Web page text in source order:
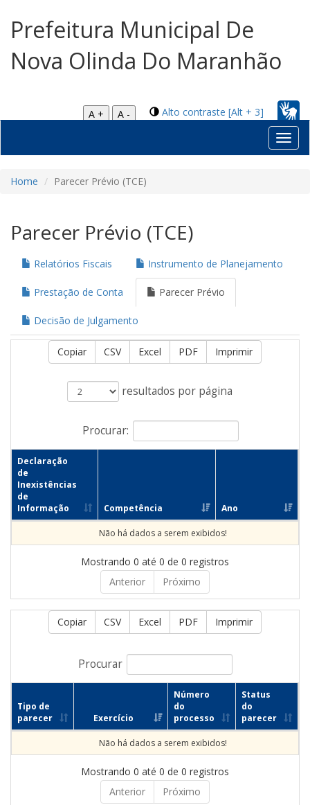
Prefeitura Municipal De
Nova Olinda Do Maranhão
Alto contraste [Alt + 3]
A +
A -
Home Parecer Prévio (TCE)
Parecer Prévio (TCE)
Relatórios Fiscais Instrumento de Planejamento
Prestação de Conta Parecer Prévio
Decisão de Julgamento
Copiar CSV Excel PDF Imprimir
resultados por página
Procurar:
Declaração
de
Inexistências
de
Informação
Competência Ano
Não há dados a serem exibidos!
Mostrando 0 até 0 de 0 registros
Anterior
Próximo
Copiar CSV Excel PDF Imprimir
Procurar
Tipo de
parecer
Exercício
Número
do
processo
Status
do
parecer
Não há dados a serem exibidos!
Mostrando 0 até 0 de 0 registros
Anterior
Próximo